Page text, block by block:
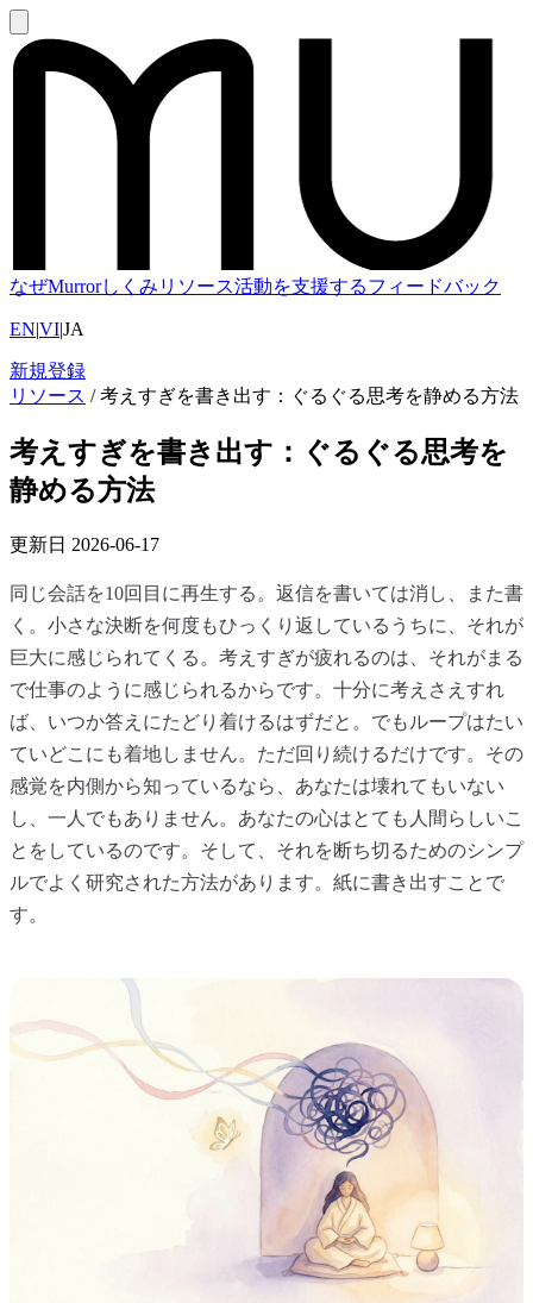
なぜMurrorしくみ リソース活動を支援するフィードバック
EN|VI|JA
新規登録
リソース / 考えすぎを書き出す：ぐるぐる思考を静める方法
考えすぎを書き出す：ぐるぐる思考を
静める方法
更新日 2026-06-17
同じ会話を10回目に再生する。返信を書いては消し、また書
く。小さな決断を何度もひっくり返しているうちに、それが
巨大に感じられてくる。考えすぎが疲れるのは、それがまる
で仕事のように感じられるからです。十分に考えさえすれ
ば、いつか答えにたどり着けるはずだと。でもループはたい
ていどこにも着地しません。ただ回り続けるだけです。その
感覚を内側から知っているなら、あなたは壊れてもいない
し、一人でもありません。あなたの心はとても人間らしいこ
とをしているのです。そして、それを断ち切るためのシンプ
ルでよく研究された方法があります。紙に書き出すことで
す。